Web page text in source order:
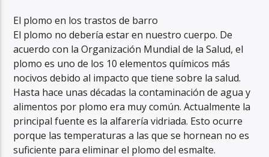
El plomo en los trastos de barro
El plomo no debería estar en nuestro cuerpo. De
acuerdo con la Organización Mundial de la Salud, el
plomo es uno de los 10 elementos químicos más
nocivos debido al impacto que tiene sobre la salud.
Hasta hace unas décadas la contaminación de agua y
alimentos por plomo era muy común. Actualmente la
principal fuente es la alfarería vidriada. Esto ocurre
porque las temperaturas a las que se hornean no es
suficiente para eliminar el plomo del esmalte.